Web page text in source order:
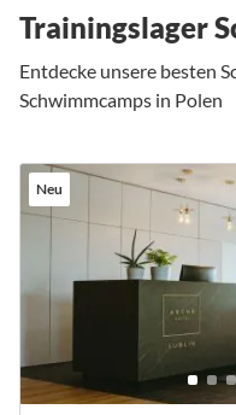
Trainingslager
Entdecke unsere besten
Schwimmcamps in Polen
Neu